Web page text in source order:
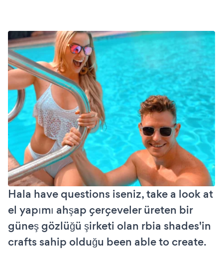
Hala have questions iseniz, take a look at
el yapımı ahşap çerçeveler üreten bir
güneş gözlüğü şirketi olan rbia shades'in
crafts sahip olduğu been able to create.